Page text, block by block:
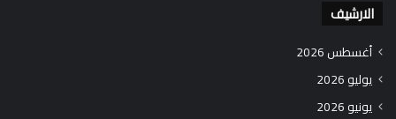
الارشيف
أغسطس 2026
يوليو 2026
يونيو 2026